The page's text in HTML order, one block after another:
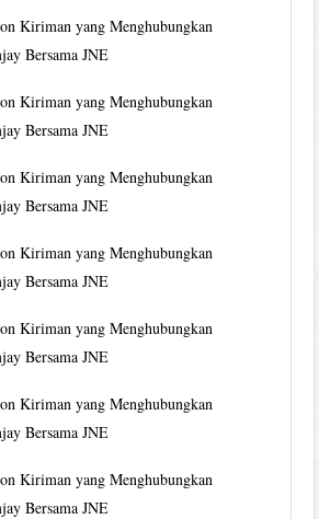
onKiriman yang Menghubungkan
Bersama JNE
onKiriman yang Menghubungkan
Bersama JNE
onKiriman yang Menghubungkan
Bersama JNE
onKiriman yang Menghubungkan
Bersama JNE
onKiriman yang Menghubungkan
Bersama JNE
onKiriman yang Menghubungkan
Bersama JNE
onKiriman yang Menghubungkan
Bersama JNE